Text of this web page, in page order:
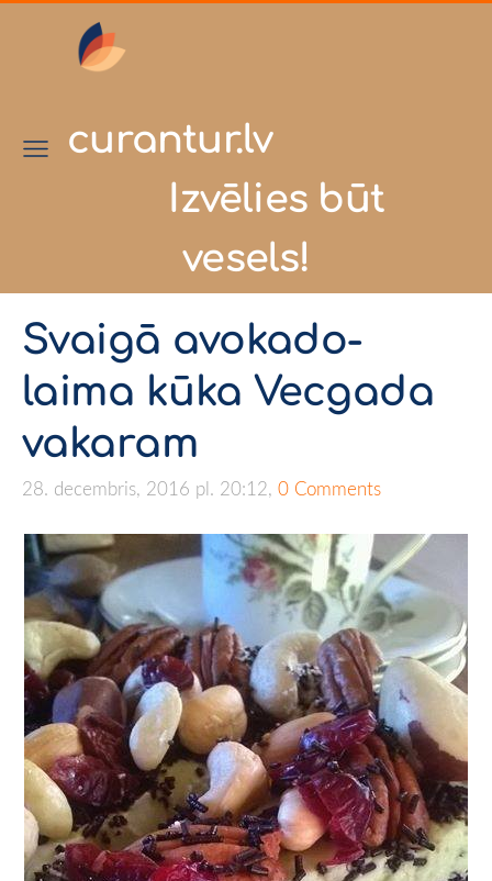
curantur.lv
Izvēlies būt
vesels!
Svaigā avokado-
laima kūka Vecgada
vakaram
28. decembris, 2016 pl. 20:12, 0 Comments